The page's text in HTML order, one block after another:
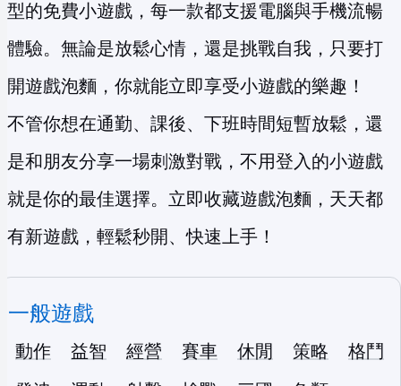
型的免費小遊戲，每一款都支援電腦與手機流暢
體驗。無論是放鬆心情，還是挑戰自我，只要打
開遊戲泡麵，你就能立即享受小遊戲的樂趣！
不管你想在通勤、課後、下班時間短暫放鬆，還
是和朋友分享一場刺激對戰，不用登入的小遊戲
就是你的最佳選擇。立即收藏遊戲泡麵，天天都
有新遊戲，輕鬆秒開、快速上手！
一般遊戲
動作 益智 經營 賽車 休閒 策略
格鬥